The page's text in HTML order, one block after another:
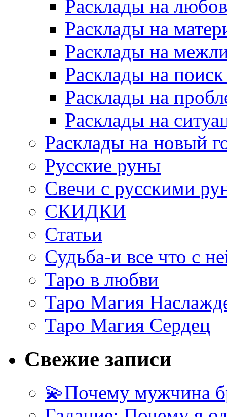
Расклады на
Расклады на
Расклады на
Расклады на
Расклады на
Расклады на
Расклады на новый
Русские руны
Свечи с русскими
СКИДКИ
Статьи
Судьба-и все что с
Таро в любви
Таро Магия
Таро Магия Сердец
Свежие записи
💫Почему мужчина